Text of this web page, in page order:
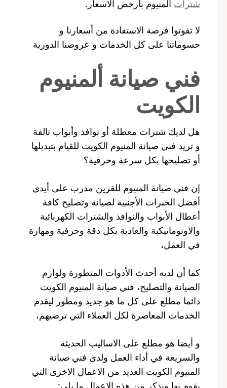
شترات المنيوم بارخص الاسعار.
لا تفوتوا فرصة الاستفادة من أسعارنا و
حسوماتنا على كل الخدمات و عروضنا الدورية
فني صيانة ألمنيوم
الكويت
هل لديك شترات معطلة أو نوافذ وأبواب تالفة
و تريد فني صيانة المنيوم الكويت للقيام بتبديلها
أو تصليحها بكل سرعة وحرفية؟
إن فني صيانة المنيوم للقرين مدرب على أيدي
أفضل الخبرات الأجنبية لصيانة وتصليح كافة
أعطال الأبواب والنوافذ والشترات الكهربائية
والاوتوماتيكية والعادية بكل دقة وحرفية ومهارة
في العمل،
كما أن لديه أحدث الأدوات المتطورة ولوازم
الصيانة والتصليح، فني صيانة المنيوم الكويت
دائما مطلع على كل ما هو جديد ومطور ليقدم
الخدمات المعاصرة لكل العملاء التي ترضيهم،
و أيضا هو مطلع على الاساليب الحديثة
والسريعة في أداء العمل ولدى فني صيانة
المنيوم الكويت العديد من الاعمال الاخرى التي
يقوم بها ونذكر من هذه الاعمال ما يلي: